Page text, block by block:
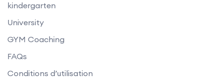
kindergarten
University
GYM Coaching
FAQs
Conditions d’utilisation